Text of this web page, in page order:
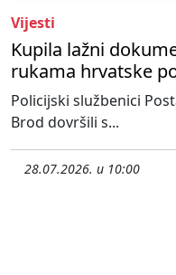
Vijesti
Kupila lažni
rukama hrvatske
Policijski službenici
Brod dovršili s...
28.07.2026. u 10:00